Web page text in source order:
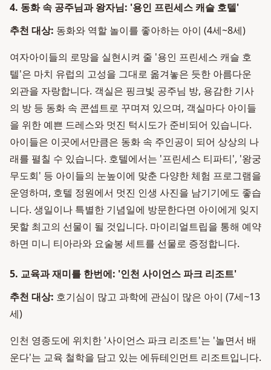
4. 동화 속 공주님과 왕자님: '용인 프린세스 캐슬 호텔'
추천 대상: 동화와 역할 놀이를 좋아하는 아이 (4세~8세)
여자아이들의 로망을 실현시켜 줄 '용인 프린세스 캐슬 호
텔'은 마치 유럽의 고성을 그대로 옮겨놓은 듯한 아름다운
외관을 자랑합니다. 객실은 핑크빛 공주님 방, 용감한 기사
의 방 등 동화 속 콘셉트로 꾸며져 있으며, 객실마다 아이들
을 위한 예쁜 드레스와 멋진 턱시도가 준비되어 있습니다.
아이들은 이곳에서만큼은 동화 속 주인공이 되어 상상의 나
래를 펼칠 수 있습니다. 호텔에서는 '프린세스 티파티', '왕궁
무도회' 등 아이들의 눈높이에 맞춘 다양한 체험 프로그램을
운영하며, 호텔 정원에서 멋진 인생 사진을 남기기에도 좋습
니다. 생일이나 특별한 기념일에 방문한다면 아이에게 잊지
못할 최고의 선물이 될 것입니다. 마이리얼트립을 통해 예약
하면 미니 티아라와 요술봉 세트를 선물로 증정합니다.
5. 교육과 재미를 한번에: '인천 사이언스 파크 리조트'
추천 대상: 호기심이 많고 과학에 관심이 많은 아이 (7세~13
세)
인천 영종도에 위치한 '사이언스 파크 리조트'는 '놀면서 배
운다'는 교육 철학을 담고 있는 에듀테인먼트 리조트입니다.